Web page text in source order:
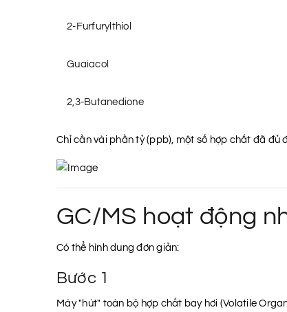
2-Furfurylthiol
Guaiacol
2,3-Butanedione
Chỉ cần vài phần tỷ (ppb), một số hợp chất đã đủ
GC/MS hoạt động
Có thể hình dung đơn giản:
Bước 1
Máy "hút" toàn bộ hợp chất bay hơi (Volatile